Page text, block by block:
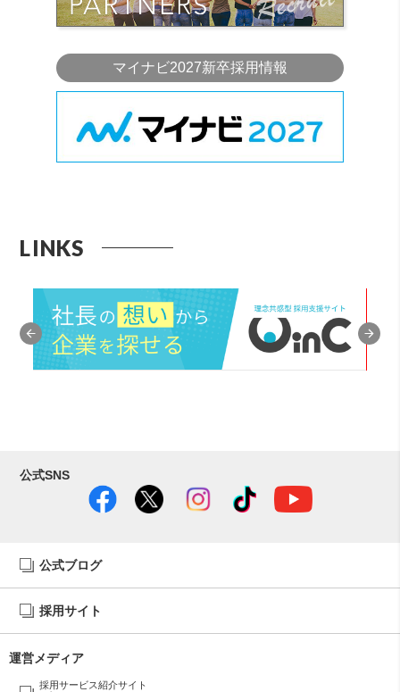
マイナビ2027新卒採用情報
LINKS
公式SNS
公式ブログ
採用サイト
運営メディア
採用サービス紹介サイト